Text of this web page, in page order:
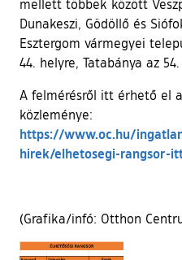
mellett többek között
Dunakeszi, Gödöllő és
Esztergom vármegyei
44. helyre, Tatabánya az
A felmérésről itt érhető el
közleménye:
https://www.oc.hu/
hirek/elhetosegi-rangsor-
(Grafika/infó: Otthon
Ugrás a galéria utánra